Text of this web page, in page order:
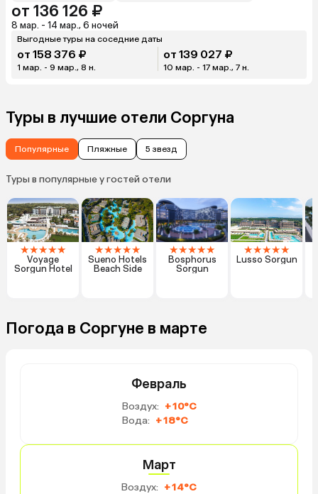
от 136 126 ₽
8 мар. - 14 мар., 6 ночей
Выгодные туры на соседние даты
от 158 376 ₽
1 мар. - 9 мар., 8 н.
от 139 027 ₽
10 мар. - 17 мар., 7 н.
Туры в лучшие отели Соргуна
Популярные Пляжные 5 звезд
Туры в популярные у гостей отели
★★★★★
Voyage
Sorgun Hotel
★★★★★
Sueno Hotels
Beach Side
★★★★★
Bosphorus
Sorgun
★★★★★
Lusso Sorgun
Погода в Соргуне в марте
Февраль
Воздух: +10°C
Вода: +18°C
Март
Воздух: +14°C